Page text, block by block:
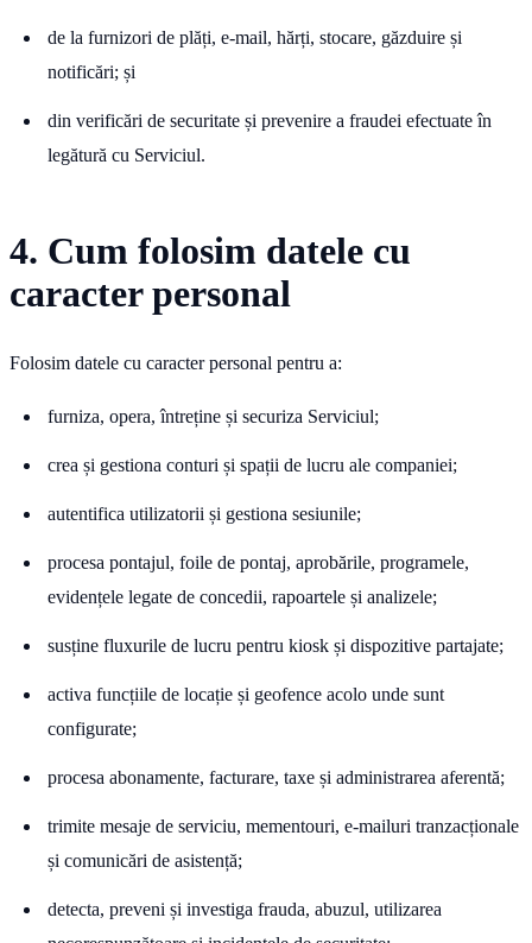
de la furnizori de plăți, e-mail, hărți, stocare, găzduire și
notificări; și
din verificări de securitate și prevenire a fraudei efectuate în
legătură cu Serviciul.
4. Cum folosim datele cu
caracter personal
Folosim datele cu caracter personal pentru a:
furniza, opera, întreține și securiza Serviciul;
crea și gestiona conturi și spații de lucru ale companiei;
autentifica utilizatorii și gestiona sesiunile;
procesa pontajul, foile de pontaj, aprobările, programele,
evidențele legate de concedii, rapoartele și analizele;
susține fluxurile de lucru pentru kiosk și dispozitive partajate;
activa funcțiile de locație și geofence acolo unde sunt
configurate;
procesa abonamente, facturare, taxe și administrarea aferentă;
trimite mesaje de serviciu, mementouri, e-mailuri tranzacționale
și comunicări de asistență;
detecta, preveni și investiga frauda, abuzul, utilizarea